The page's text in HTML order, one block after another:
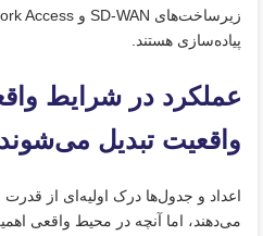
پیاده‌سازی هستند.
عملکرد در شرایط
واقعیت تبدیل می‌شوند
اعداد و جدول‌ها درک اولیه‌ای از
می‌دهند، اما آنچه در محیط واقعی